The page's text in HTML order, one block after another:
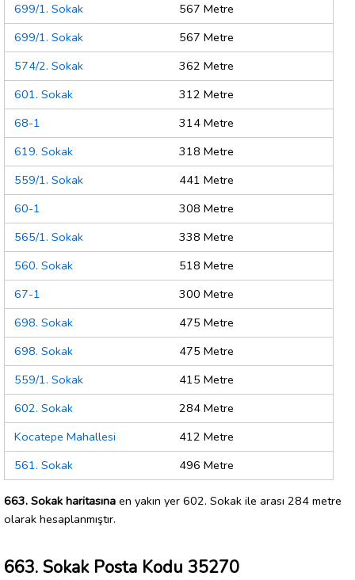
699/1. Sokak
567 Metre
699/1. Sokak
567 Metre
574/2. Sokak
362 Metre
601. Sokak
312 Metre
68-1
314 Metre
619. Sokak
318 Metre
559/1. Sokak
441 Metre
60-1
308 Metre
565/1. Sokak
338 Metre
560. Sokak
518 Metre
67-1
300 Metre
698. Sokak
475 Metre
698. Sokak
475 Metre
559/1. Sokak
415 Metre
602. Sokak
284 Metre
Kocatepe Mahallesi
412 Metre
561. Sokak
496 Metre
663. Sokak haritasına en yakın yer 602. Sokak ile arası 284 metre
olarak hesaplanmıştır.
663. Sokak Posta Kodu 35270